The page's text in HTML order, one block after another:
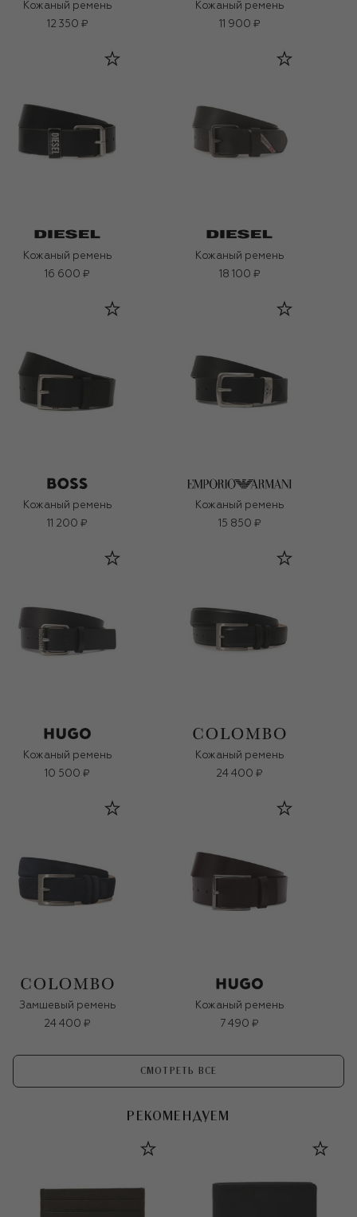
Кожаный ремень
12 350 ₽
Кожаный ремень
11 900 ₽
Кожаный ремень
16 600 ₽
Кожаный ремень
18 100 ₽
Кожаный ремень
11 200 ₽
Кожаный ремень
15 850 ₽
Кожаный ремень
10 500 ₽
Кожаный ремень
24 400 ₽
Замшевый ремень
24 400 ₽
Кожаный ремень
7 490 ₽
СМОТРЕТЬ ВСЕ
РЕКОМЕНДУЕМ